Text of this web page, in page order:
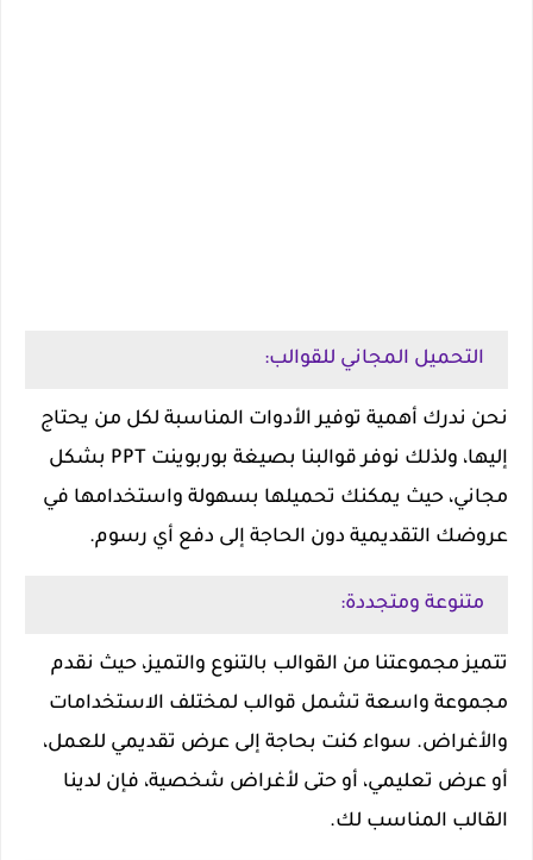
التحميل المجاني للقوالب:
نحن ندرك أهمية توفير الأدوات المناسبة لكل من يحتاج
إليها، ولذلك نوفر قوالبنا بصيغة بوربوينت PPT بشكل
مجاني، حيث يمكنك تحميلها بسهولة واستخدامها في
عروضك التقديمية دون الحاجة إلى دفع أي رسوم.
متنوعة ومتجددة:
تتميز مجموعتنا من القوالب بالتنوع والتميز، حيث نقدم
مجموعة واسعة تشمل قوالب لمختلف الاستخدامات
والأغراض. سواء كنت بحاجة إلى عرض تقديمي للعمل،
أو عرض تعليمي، أو حتى لأغراض شخصية، فإن لدينا
القالب المناسب لك.